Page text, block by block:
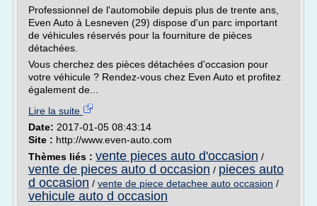
Professionnel de l'automobile depuis plus de trente ans,
Even Auto à Lesneven (29) dispose d'un parc important
de véhicules réservés pour la fourniture de pièces
détachées.
Vous cherchez des pièces détachées d'occasion pour
votre véhicule ? Rendez-vous chez Even Auto et profitez
également de...
Lire la suite
Date: 2017-01-05 08:43:14
Site : http://www.even-auto.com
Thèmes liés : vente pieces auto d'occasion /
vente de pieces auto d occasion / pieces auto
d occasion / vente de piece detachee auto occasion /
vehicule auto d occasion